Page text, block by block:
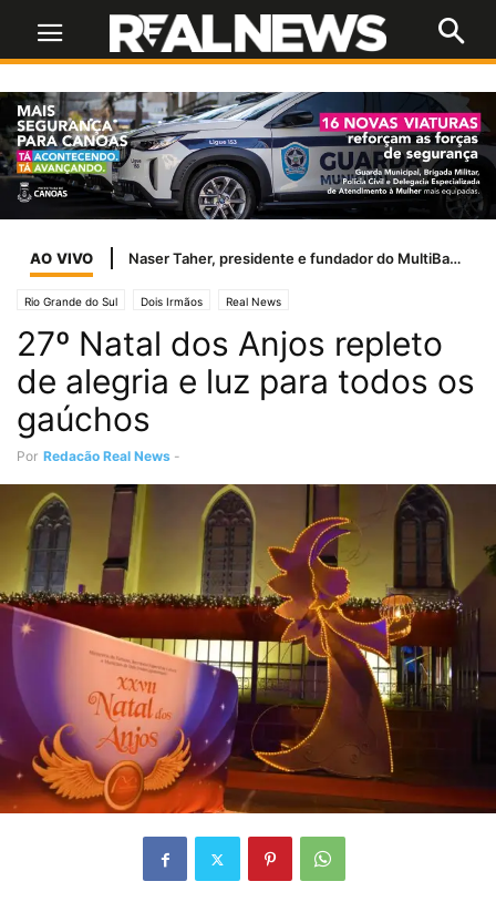
AO VIVO Naser Taher, presidente e fundador do MultiBank Group, homenageado por Sua Alteza Sheikh Nahyan bin Mubarak Al Nahyan com o Prêmio de Excelência de Ouro em FinTech, Ativos Digitais e Blockchain
Rio Grande do Sul Dois Irmãos Real News
27º Natal dos Anjos repleto
de alegria e luz para todos os
gaúchos
Por Redação Real News -